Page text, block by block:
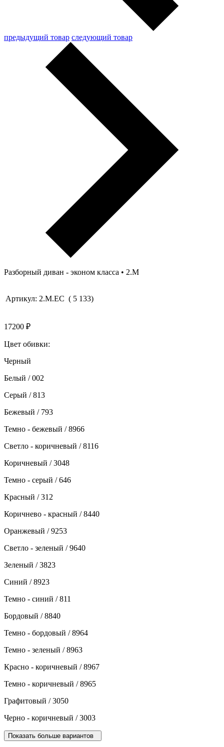
предыдущий товар следующий товар
Разборный диван - эконом класса • 2.М
Артикул: 2.М.EC ( 5 133)
17200 ₽
Цвет обивки:
Черный
Белый / 002
Серый / 813
Бежевый / 793
Темно - бежевый / 8966
Светло - коричневый / 8116
Коричневый / 3048
Темно - серый / 646
Красный / 312
Коричнево - красный / 8440
Оранжевый / 9253
Светло - зеленый / 9640
Зеленый / 3823
Синий / 8923
Темно - синий / 811
Бордовый / 8840
Темно - бордовый / 8964
Темно - зеленый / 8963
Красно - коричневый / 8967
Темно - коричневый / 8965
Графитовый / 3050
Черно - коричневый / 3003
Показать больше вариантов